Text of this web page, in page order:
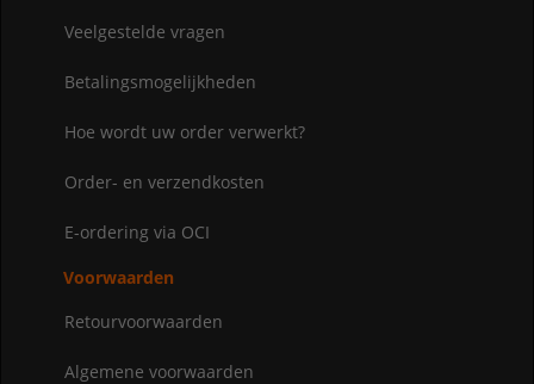
Veelgestelde vragen
Betalingsmogelijkheden
Hoe wordt uw order verwerkt?
Order- en verzendkosten
E-ordering via OCI
Voorwaarden
Retourvoorwaarden
Algemene voorwaarden